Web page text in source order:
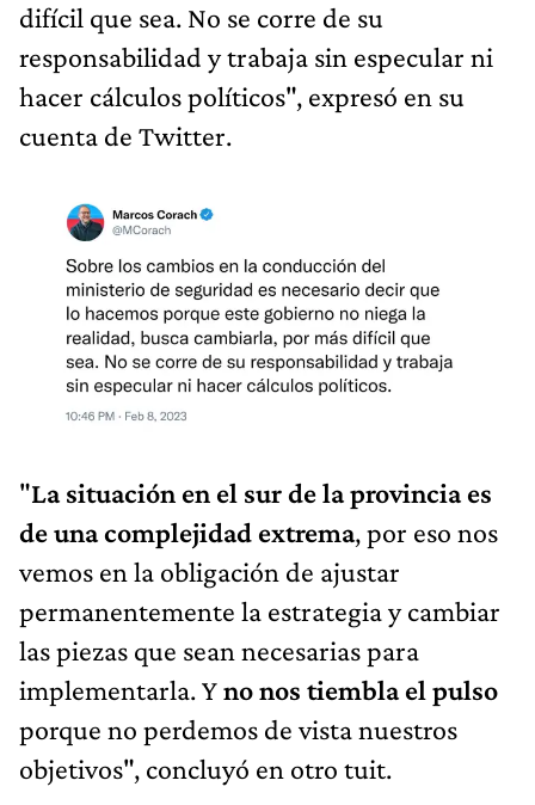
difícil que sea. No se corre de su
responsabilidad y trabaja sin especular ni
hacer cálculos políticos", expresó en su
cuenta de Twitter.
"La situación en el sur de la provincia es
de una complejidad extrema, por eso nos
vemos en la obligación de ajustar
permanentemente la estrategia y cambiar
las piezas que sean necesarias para
implementarla. Yno nos tiembla el pulso
porque no perdemos de vista nuestros
objetivos", concluyó en otro tuit.